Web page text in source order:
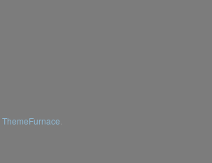
ThemeFurnace